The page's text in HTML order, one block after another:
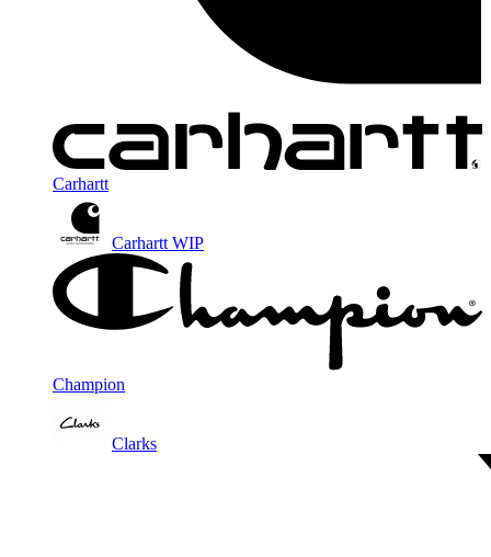
Carhartt
Carhartt WIP
Champion
Clarks